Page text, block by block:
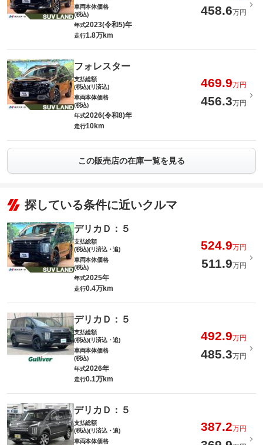
車両本体価格
(税込)
458.6万円
年式2023(令和5)年
走行1.8万km
フォレスター
支払総額
(税込)(リ済込)
469.9万円
車両本体価格
(税込)
456.3万円
年式2026(令和8)年
走行10km
この販売店の在庫一覧を見る
探している条件に近いクルマ
デリカＤ：５
支払総額
(税込)(リ済込・追)
524.9万円
車両本体価格
(税込)
511.9万円
年式2025年
走行0.4万km
デリカＤ：５
支払総額
(税込)(リ済込・追)
492.9万円
車両本体価格
(税込)
485.3万円
年式2026年
走行0.1万km
デリカＤ：５
支払総額
(税込)(リ済込・追)
387.2万円
車両本体価格